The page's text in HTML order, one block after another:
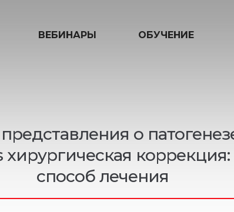
ВЕБИНАРЫ ОБУЧЕНИЕ
о
хирургическая
способ лечения